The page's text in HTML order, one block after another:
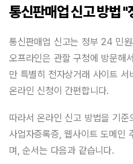
통신판매업 신고 방법
통신판매업 신고는 정부 24 민
오프라인은 관할 구청에 방문해
만 특별히 전자상거래 사이트
온라인 신청이 간편합니다.
따라서 온라인 신고 방법을 기
사업자증록증, 웹사이트 도메인
며, 순서는 다음과 같습니다.